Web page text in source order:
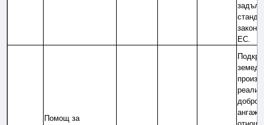
ЕС.
Помощ за